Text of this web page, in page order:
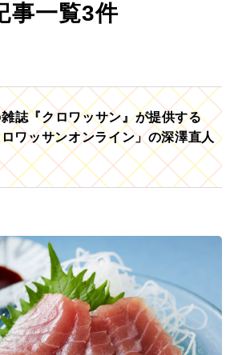
事一覧3件
誌『クロワッサン』が提供する
ワッサンオンライン」の深澤直人